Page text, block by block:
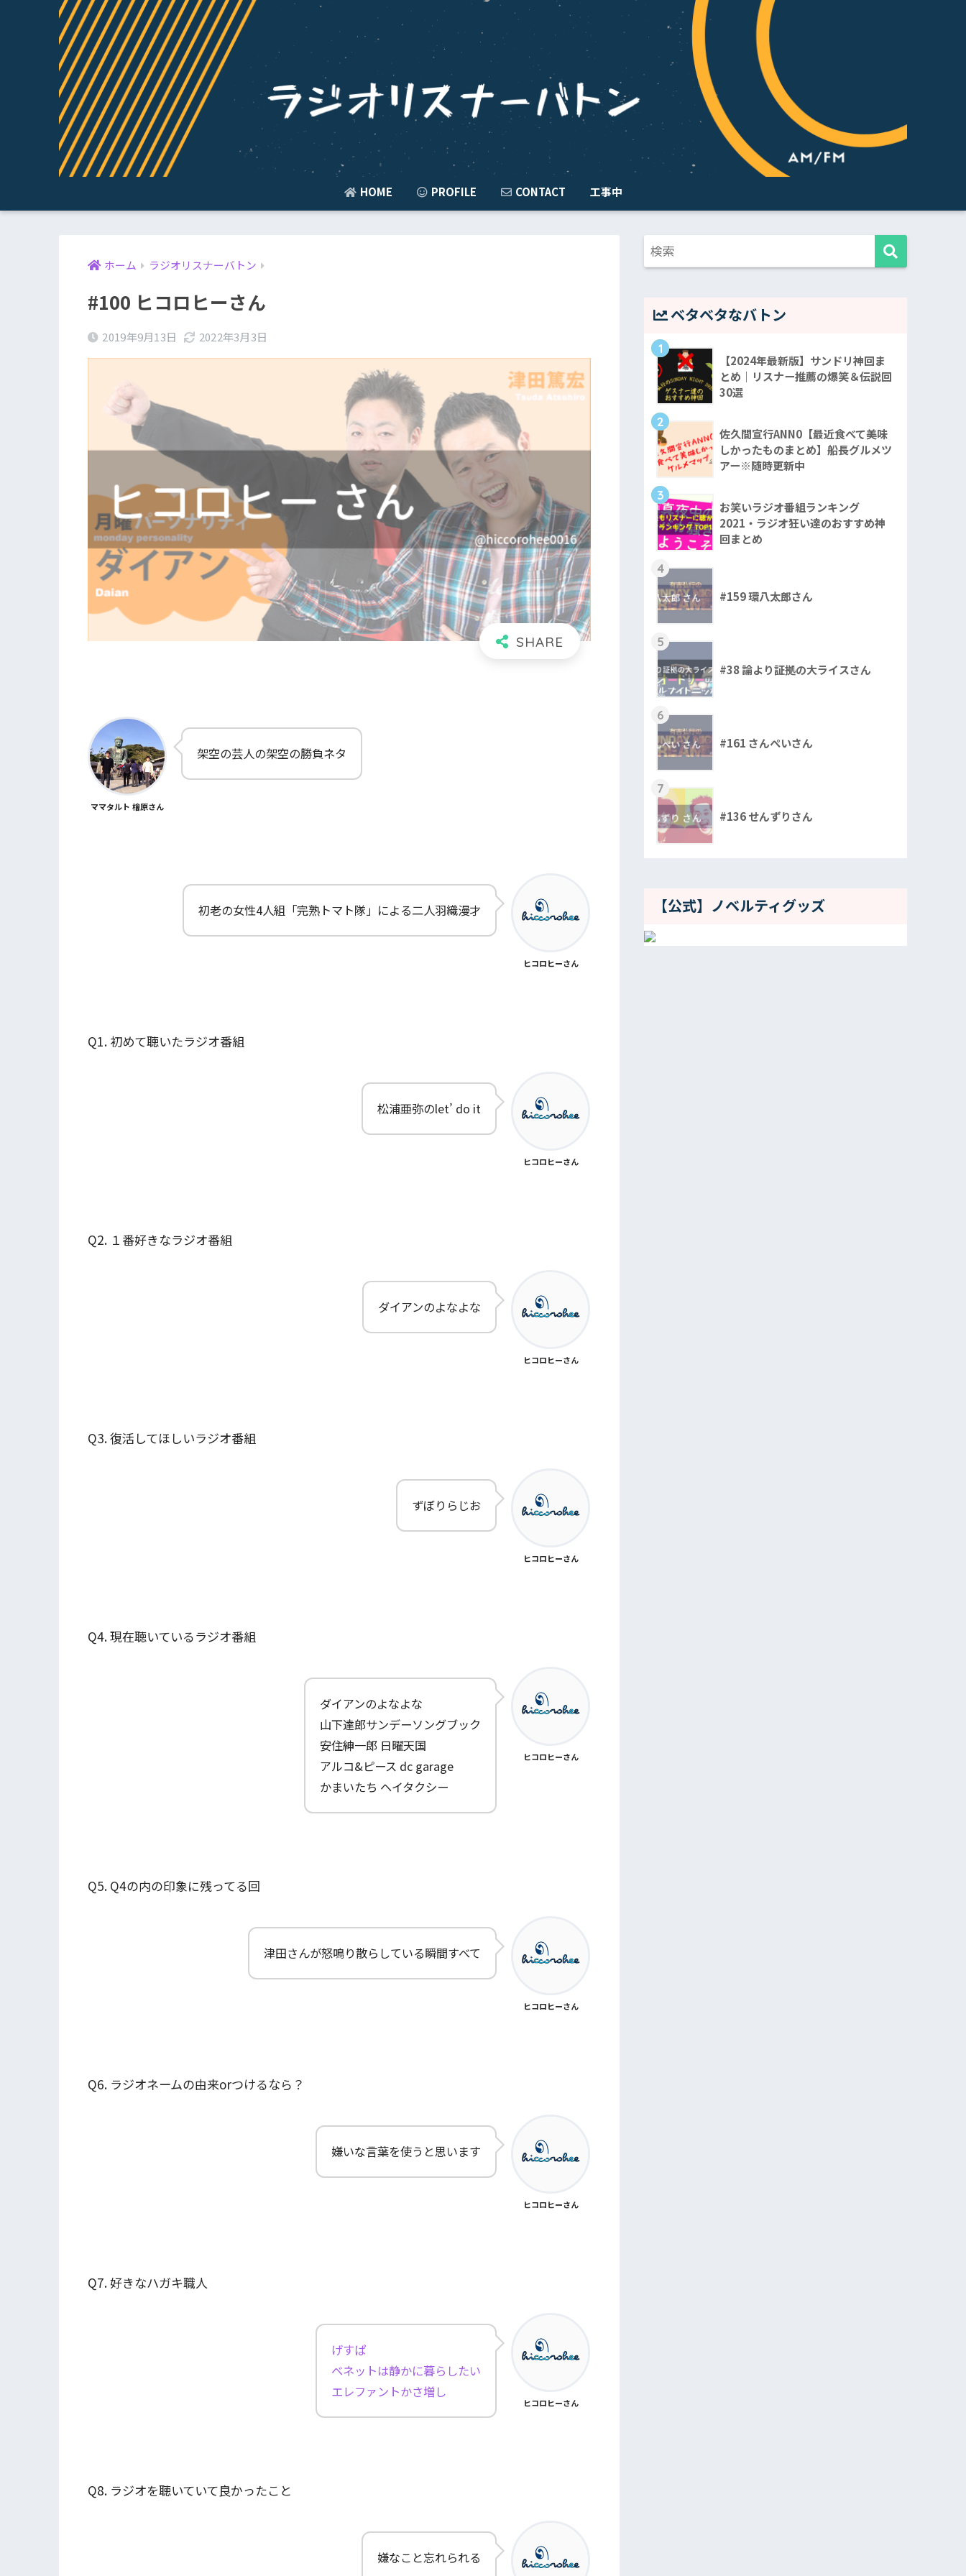
HOME PROFILE CONTACT 工事中
ホーム ラジオリスナーバトン
#100 ヒコロヒーさん
2019年9月13日 2022年3月3日
ママタルト 檜原さん
架空の芸人の架空の勝負ネタ
初老の女性4人組「完熟トマト隊」による二人羽織漫才
ヒコロヒーさん
Q1. 初めて聴いたラジオ番組
松浦亜弥のlet’ do it
ヒコロヒーさん
Q2. １番好きなラジオ番組
ダイアンのよなよな
ヒコロヒーさん
Q3. 復活してほしいラジオ番組
ずぼりらじお
ヒコロヒーさん
Q4. 現在聴いているラジオ番組
ダイアンのよなよな
山下達郎サンデーソングブック
安住紳一郎 日曜天国
アルコ&ピース dc garage
かまいたち ヘイタクシー
ヒコロヒーさん
Q5. Q4の内の印象に残ってる回
津田さんが怒鳴り散らしている瞬間すべて
ヒコロヒーさん
Q6. ラジオネームの由来orつけるなら？
嫌いな言葉を使うと思います
ヒコロヒーさん
Q7. 好きなハガキ職人
げすぱ
ベネットは静かに暮らしたい
エレファントかさ増し
ヒコロヒーさん
Q8. ラジオを聴いていて良かったこと
嫌なこと忘れられる
ベタベタなバトン
1
【2024年最新版】サンドリ神回ま
とめ｜リスナー推薦の爆笑＆伝説回
30選
2
佐久間宣行ANN0【最近食べて美味
しかったものまとめ】船長グルメツ
アー※随時更新中
3
お笑いラジオ番組ランキング
2021・ラジオ狂い達のおすすめ神
回まとめ
4
#159 環八太郎さん
5
#38 論より証拠の大ライスさん
6
#161 さんぺいさん
7
#136 せんずりさん
【公式】ノベルティグッズ